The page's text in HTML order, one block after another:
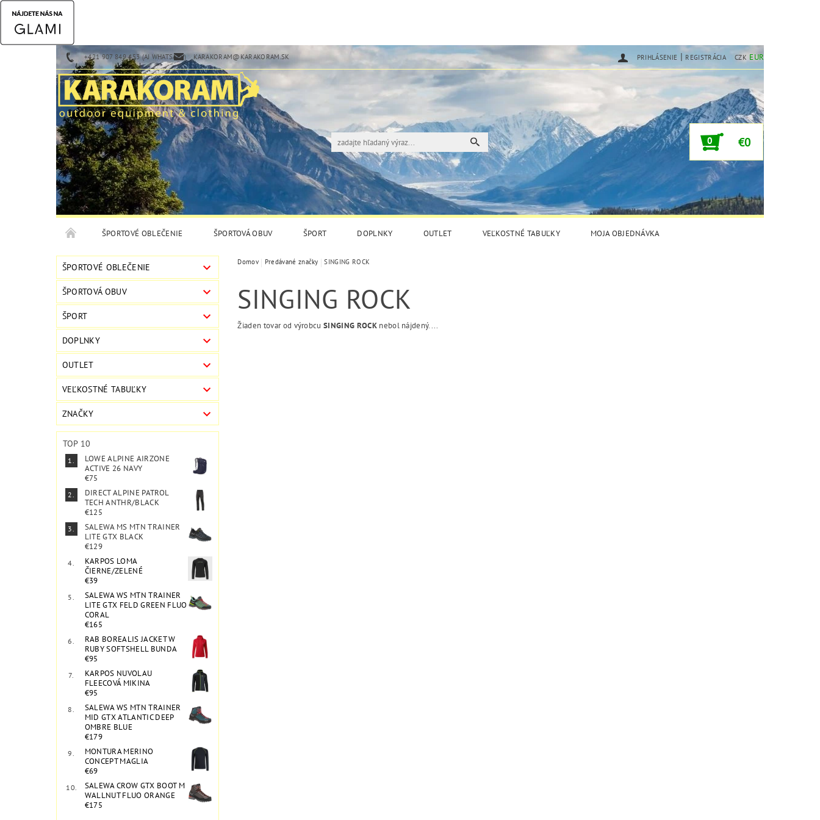
+421 907 849 453 (AJ WHATSAPP) KARAKORAM@KARAKORAM.SK CZK EUR
PRIHLÁSENIE | REGISTRÁCIA
0 €0
ŠPORTOVÉ OBLEČENIE ŠPORTOVÁ OBUV ŠPORT DOPLNKY OUTLET VEĽKOSTNÉ TABUĽKY MOJA OBJEDNÁVKA
ŠPORTOVÉ OBLEČENIE
ŠPORTOVÁ OBUV
ŠPORT
DOPLNKY
OUTLET
VEĽKOSTNÉ TABUĽKY
ZNAČKY
TOP 10
LOWE ALPINE AIRZONE
ACTIVE 26 NAVY
€75
DIRECT ALPINE PATROL
TECH ANTHR/BLACK
€125
SALEWA MS MTN TRAINER
LITE GTX BLACK
€129
KARPOS LOMA
ČIERNE/ZELENÉ
€39
SALEWA WS MTN TRAINER
LITE GTX FELD GREEN FLUO
CORAL
€165
RAB BOREALIS JACKET W
RUBY SOFTSHELL BUNDA
€95
KARPOS NUVOLAU
FLEECOVÁ MIKINA
€95
SALEWA WS MTN TRAINER
MID GTX ATLANTIC DEEP
OMBRE BLUE
€179
MONTURA MERINO
CONCEPT MAGLIA
€69
SALEWA CROW GTX BOOT M
WALLNUT FLUO ORANGE
€175
Domov Predávané značky SINGING ROCK
SINGING ROCK
Žiaden tovar od výrobcuSINGING ROCKnebol nájdený....